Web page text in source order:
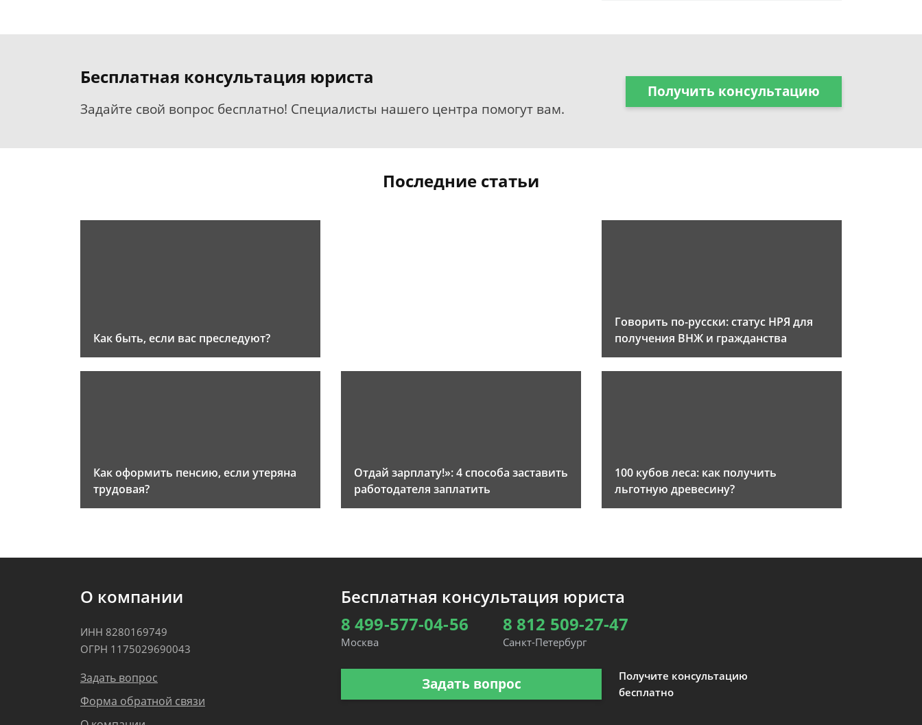
Бесплатная консультация юриста
Задайте свой вопрос бесплатно! Специалисты нашего центра помогут вам.
Получить консультацию
Последние статьи
Как быть, если вас преследуют?
Говорить по-русски: статус НРЯ для
получения ВНЖ и гражданства
Как оформить пенсию, если утеряна
трудовая?
Отдай зарплату!»: 4 способа заставить
работодателя заплатить
100 кубов леса: как получить
льготную древесину?
О компании
ИНН 8280169749
ОГРН 1175029690043
Задать вопрос
Форма обратной связи
Бесплатная консультация юриста
8 499-577-04-56
Москва
8 812 509-27-47
Санкт-Петербург
Задать вопрос
Получите консультацию
бесплатно